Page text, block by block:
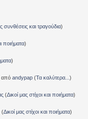
συνθέσεις και τραγούδια)
ποιήματα)
)
από andypap(Τα καλύτερα... )
(Δικοί μας στίχοι και ποιήματα)
(Δικοί μας στίχοι και ποιήματα)